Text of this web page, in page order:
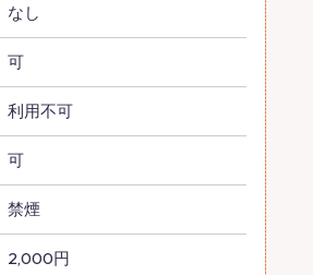
なし
可
利用不可
可
禁煙
2,000円